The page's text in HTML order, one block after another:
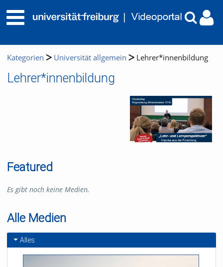
Kategorien Universität allgemein Lehrer*innenbildung
Lehrer*innenbildung
Featured
Es gibt noch keine Medien.
Alle Medien
Alles